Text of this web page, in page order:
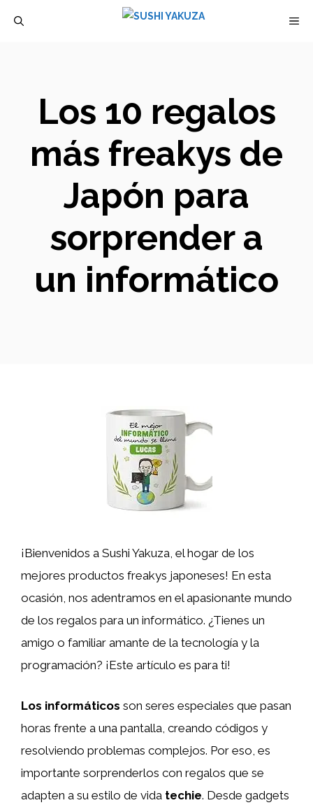
Los 10 regalos
más freakys de
Japón para
sorprender a
un informático
¡Bienvenidos a Sushi Yakuza, el hogar de los
mejores productos freakys japoneses! En esta
ocasión, nos adentramos en el apasionante mundo
de los regalos para un informático. ¿Tienes un
amigo o familiar amante de la tecnología y la
programación? ¡Este artículo es para ti!
Los informáticos son seres especiales que pasan
horas frente a una pantalla, creando códigos y
resolviendo problemas complejos. Por eso, es
importante sorprenderlos con regalos que se
adapten a su estilo de vida techie. Desde gadgets